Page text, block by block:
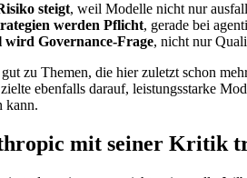
steigt, weil Modelle nicht nur
werden Pflicht, gerade bei
wird Governance-Frage, nicht nur
zu Themen, die hier zuletzt schon
zielte ebenfalls darauf, leistungsstarke
kann.
mit seiner Kritik